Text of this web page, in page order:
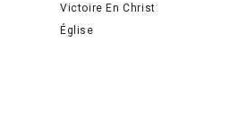
Victoire En Christ
Église